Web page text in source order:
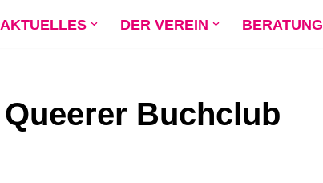
AKTUELLES DER VEREIN BERATUNG
Queerer Buchclub